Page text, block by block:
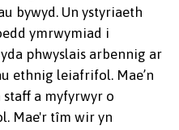
bywyd. Un ystyriaeth
ymrwymiad i
phwyslais arbennig ar
ethnig leiafrifol. Mae’n
a myfyrwyr o
Mae'r tîm wir yn